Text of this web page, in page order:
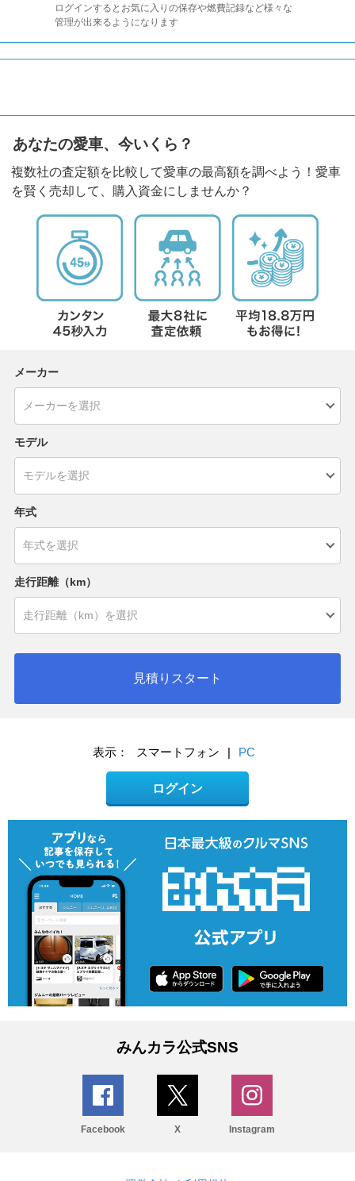
ログインするとお気に入りの保存や燃費記録など様々な
管理が出来るようになります
あなたの愛車、今いくら？
複数社の査定額を比較して愛車の最高額を調べよう！愛車
を賢く売却して、購入資金にしませんか？
メーカー
モデル
年式
走行距離（km）
見積りスタート
表示： スマートフォン | PC
ログイン
みんカラ公式SNS
Facebook X Instagram